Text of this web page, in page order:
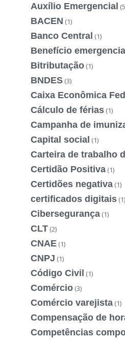
Auxílio Emergencial
BACEN (1)
Banco Central (1)
Benefício
Bitributação (1)
BNDES (3)
Caixa Econômica
Cálculo de férias (1)
Campanha de
Capital social (1)
Carteira de trabalho
Certidão Positiva (1)
Certidões negativa (1)
certificados digitais (1)
Cibersegurança (1)
CLT (2)
CNAE (1)
CNPJ (1)
Código Civil (1)
Comércio (3)
Comércio varejista (1)
Compensação de
Competências